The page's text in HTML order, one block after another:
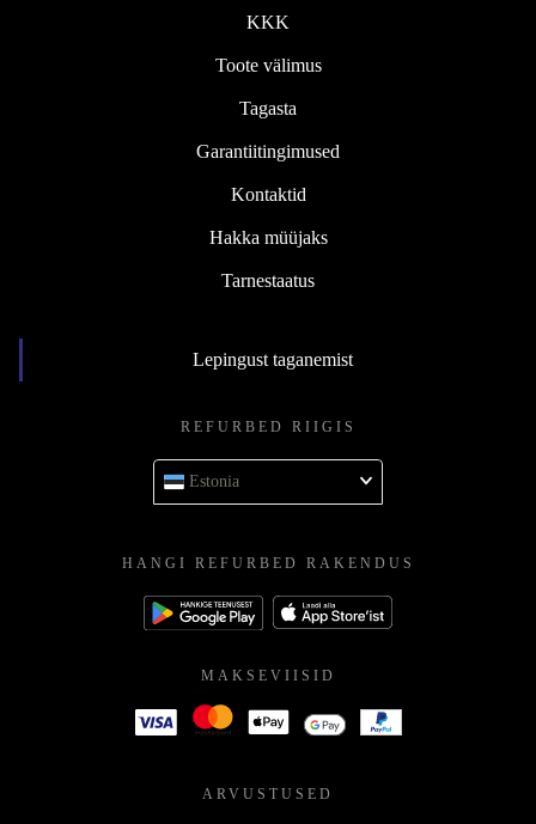
KKK
Toote välimus
Tagasta
Garantiitingimused
Kontaktid
Hakka müüjaks
Tarnestaatus
Lepingust taganemist
REFURBED RIIGIS
Estonia
HANGI REFURBED RAKENDUS
MAKSEVIISID
ARVUSTUSED